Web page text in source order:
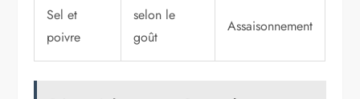
Sel et
poivre
selon le
goût
Assaisonnement